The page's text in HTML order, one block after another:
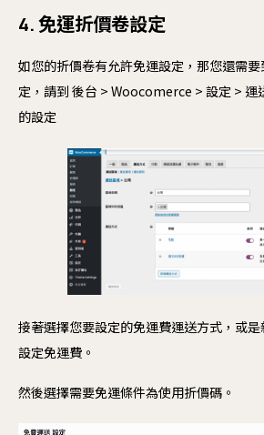
4. 免運折價卷設定
如您的折價卷有允許免運設定，那您還需
定，請到 後台 > Woocomerce > 設定 > 運
的設定
接著選擇您要設定的免運費運送方式，或
設定免運費。
然後選擇需要免運條件為使用折價碼。